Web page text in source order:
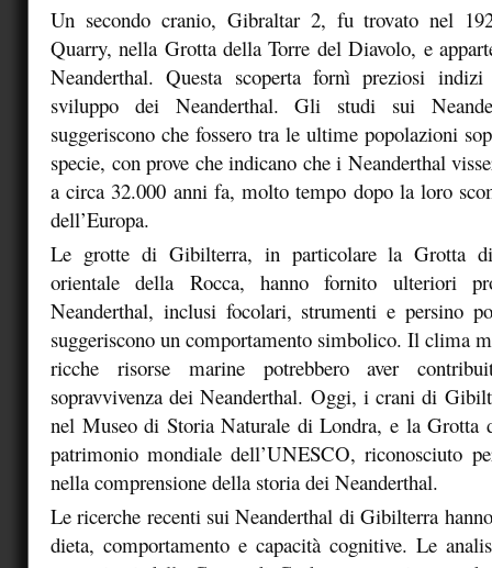
Un secondo cranio, Gibraltar 2, fu trovato nel
Quarry, nella Grotta della Torre del Diavolo, e
Neanderthal. Questa scoperta fornì preziosi
sviluppo dei Neanderthal. Gli studi sui
suggeriscono che fossero tra le ultime popolazioni
specie, con prove che indicano che i Neanderthal
a circa 32.000 anni fa, molto tempo dopo la loro
dell’Europa.
Le grotte di Gibilterra, in particolare la Grotta
orientale della Rocca, hanno fornito ulteriori
Neanderthal, inclusi focolari, strumenti e persino
suggeriscono un comportamento simbolico. Il clima
ricche risorse marine potrebbero aver
sopravvivenza dei Neanderthal. Oggi, i crani di
nel Museo di Storia Naturale di Londra, e la Grotta
patrimonio mondiale dell’UNESCO, riconosciuto
nella comprensione della storia dei Neanderthal.
Le ricerche recenti sui Neanderthal di Gibilterra
dieta, comportamento e capacità cognitive. Le